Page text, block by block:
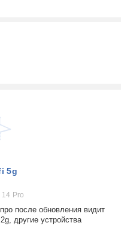
5g
Pro
после обновления видит
другие устройства